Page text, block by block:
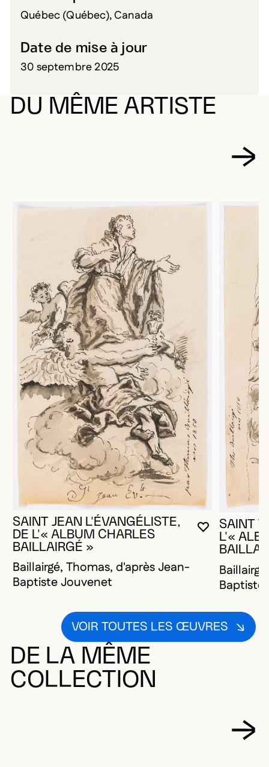
Québec (Québec), Canada
Date de mise à jour
30 septembre 2025
DU MÊME ARTISTE
VOUS
FERMER
OUVRIR LA
SAINT JEAN L'ÉVANGÉLISTE,
DE L'« ALBUM CHARLES
BAILLAIRGÉ »
Baillairgé, Thomas, d'après Jean-
Baptiste Jouvenet
SAINT
L'«
Baptiste
VOIR TOUTES LES ŒUVRES
DE LA MÊME
COLLECTION